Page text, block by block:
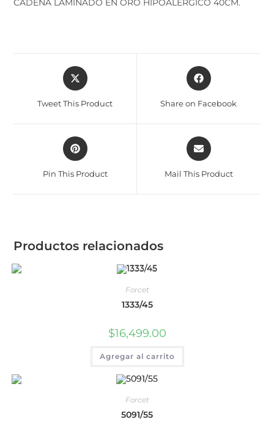
CADENA LAMINADO EN ORO HIPOALERGICO 40CM.
Tweet This Product Share on Facebook
Pin This Product Mail This Product
Productos relacionados
Forcet
1333/45
$16,499.00
Agregar al carrito
Forcet
5091/55